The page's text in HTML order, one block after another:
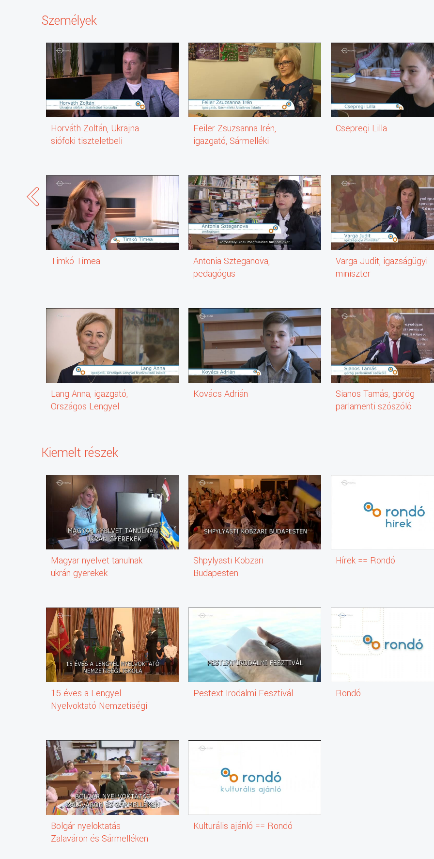
Személyek
Horváth Zoltán, Ukrajna
siófoki tiszteletbeli
Timkó Tímea
Lang Anna, igazgató,
Országos Lengyel
Feiler Zsuzsanna Irén,
igazgató, Sármelléki
Antonia Szteganova,
pedagógus
Kovács Adrián
Csepregi Lilla
Varga Judit, igazságügyi
miniszter
Sianos Tamás, görög
parlamenti szószóló
Kiemelt részek
Magyar nyelvet tanulnak
ukrán gyerekek
15 éves a Lengyel
Nyelvoktató Nemzetiségi
Bolgár nyeloktatás
Zalaváron és Sármelléken
Shpylyasti Kobzari
Budapesten
Pestext Irodalmi Fesztivál
Kulturális ajánló == Rondó
Hírek == Rondó
Rondó